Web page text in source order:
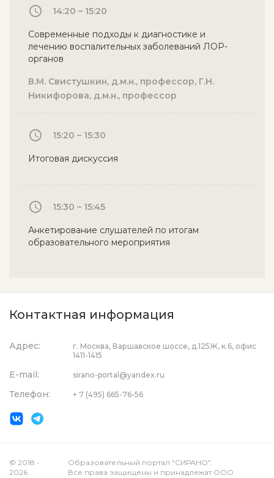
14:20 – 15:20
Современные подходы к диагностике и
лечению воспалительных заболеваний ЛОР-
органов
В.М. Свистушкин, д.м.н., профессор, Г.Н.
Никифорова, д.м.н., профессор
15:20 – 15:30
Итоговая дискуссия
15:30 – 15:45
Анкетирование слушателей по итогам
образовательного мероприятия
Контактная информация
Адрес:
г. Москва, Варшавское шоссе, д.125Ж, к.6, офис
1411-1415
E-mail: sirano-portal@yandex.ru
Телефон: + 7 (495) 665-76-56
© 2018 -
2026
Образовательный портал "СИРАНО".
Все права защищены и принадлежат ООО